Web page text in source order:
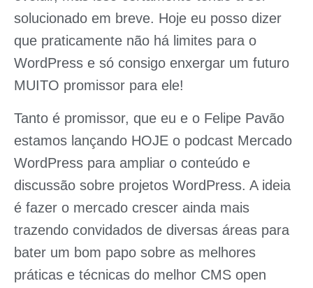
solucionado em breve. Hoje eu posso dizer
que praticamente não há limites para o
WordPress e só consigo enxergar um futuro
MUITO promissor para ele!
Tanto é promissor, que eu e o Felipe Pavão
estamos lançando HOJE o podcast Mercado
WordPress para ampliar o conteúdo e
discussão sobre projetos WordPress. A ideia
é fazer o mercado crescer ainda mais
trazendo convidados de diversas áreas para
bater um bom papo sobre as melhores
práticas e técnicas do melhor CMS open